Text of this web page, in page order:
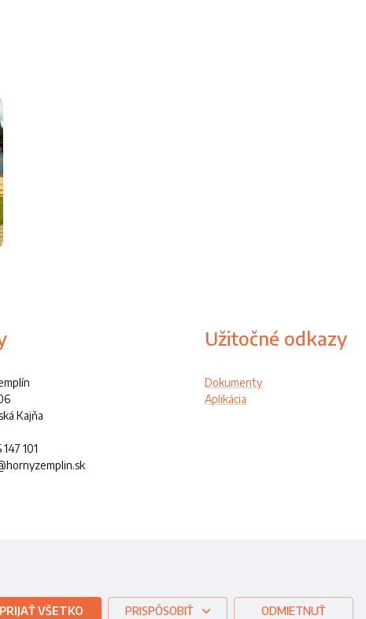
Kajňa
101
Užitočné odkazy
Dokumenty
Aplikácia
republiky
PRIJAŤ VŠETKO PRISPÔSOBIŤ ODMIETNUŤ